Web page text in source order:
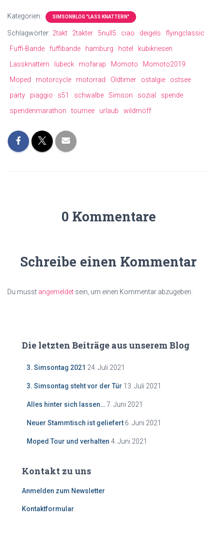
ce
b
o
ok
tt
er
ai
l
at
s
A
p
p
ee
m
a
p
y
Li
nk
Kategorien: SIMSONBLOG "LASS KNATTERN"
Schlagwörter: 2takt 2takter 5null5 ciao deigels
flyingclassic
Fuffi-Bande
fuffibande hamburg hotel
kubikriesen
Lassknattern
lübeck mofarap Momoto
Momoto2019
Moped
motorcycle motorrad Oldtimer ostalgie
ostsee
party
piaggio s51 schwalbe Simson sozial
spende
spendenmarathon
tournee urlaub wildmöff
0 Kommentare
Schreibe einen Kommentar
Du musst angemeldet sein, um einen Kommentar abzugeben.
Die letzten Beiträge aus unserem Blog
3. Simsontag 2021 24. Juli 2021
3. Simsontag steht vor der Tür 13. Juli 2021
Alles hinter sich lassen… 7. Juni 2021
Neuer Stammtisch ist geliefert 6. Juni 2021
Moped Tour und verhalten 4. Juni 2021
Kontakt zu uns
Anmelden zum Newsletter
Kontaktformular